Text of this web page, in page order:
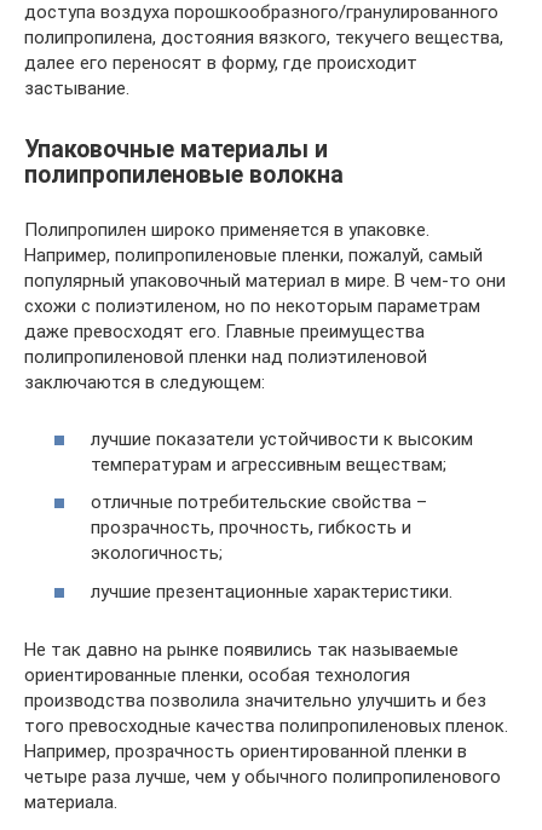
доступа воздуха порошкообразного/гранулированного
полипропилена, достояния вязкого, текучего вещества,
далее его переносят в форму, где происходит
застывание.
Упаковочные материалы и
полипропиленовые волокна
Полипропилен широко применяется в упаковке.
Например, полипропиленовые пленки, пожалуй, самый
популярный упаковочный материал в мире. В чем-то они
схожи с полиэтиленом, но по некоторым параметрам
даже превосходят его. Главные преимущества
полипропиленовой пленки над полиэтиленовой
заключаются в следующем:
лучшие показатели устойчивости к высоким
температурам и агрессивным веществам;
отличные потребительские свойства –
прозрачность, прочность, гибкость и
экологичность;
лучшие презентационные характеристики.
Не так давно на рынке появились так называемые
ориентированные пленки, особая технология
производства позволила значительно улучшить и без
того превосходные качества полипропиленовых пленок.
Например, прозрачность ориентированной пленки в
четыре раза лучше, чем у обычного полипропиленового
материала.